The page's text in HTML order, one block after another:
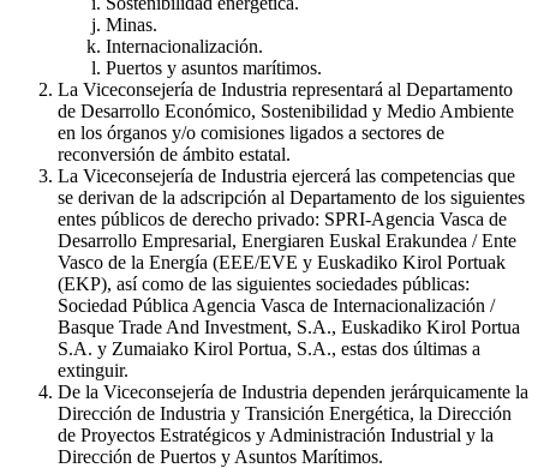
Minas.
Internacionalización.
Puertos y asuntos marítimos.
La Viceconsejería de Industria representará al Departamento
de Desarrollo Económico, Sostenibilidad y Medio Ambiente
en los órganos y/o comisiones ligados a sectores de
reconversión de ámbito estatal.
La Viceconsejería de Industria ejercerá las competencias que
se derivan de la adscripción al Departamento de los siguientes
entes públicos de derecho privado: SPRI-Agencia Vasca de
Desarrollo Empresarial, Energiaren Euskal Erakundea / Ente
Vasco de la Energía (EEE/EVE y Euskadiko Kirol Portuak
(EKP), así como de las siguientes sociedades públicas:
Sociedad Pública Agencia Vasca de Internacionalización /
Basque Trade And Investment, S.A., Euskadiko Kirol Portua
S.A. y Zumaiako Kirol Portua, S.A., estas dos últimas a
extinguir.
De la Viceconsejería de Industria dependen jerárquicamente la
Dirección de Industria y Transición Energética, la Dirección
de Proyectos Estratégicos y Administración Industrial y la
Dirección de Puertos y Asuntos Marítimos.